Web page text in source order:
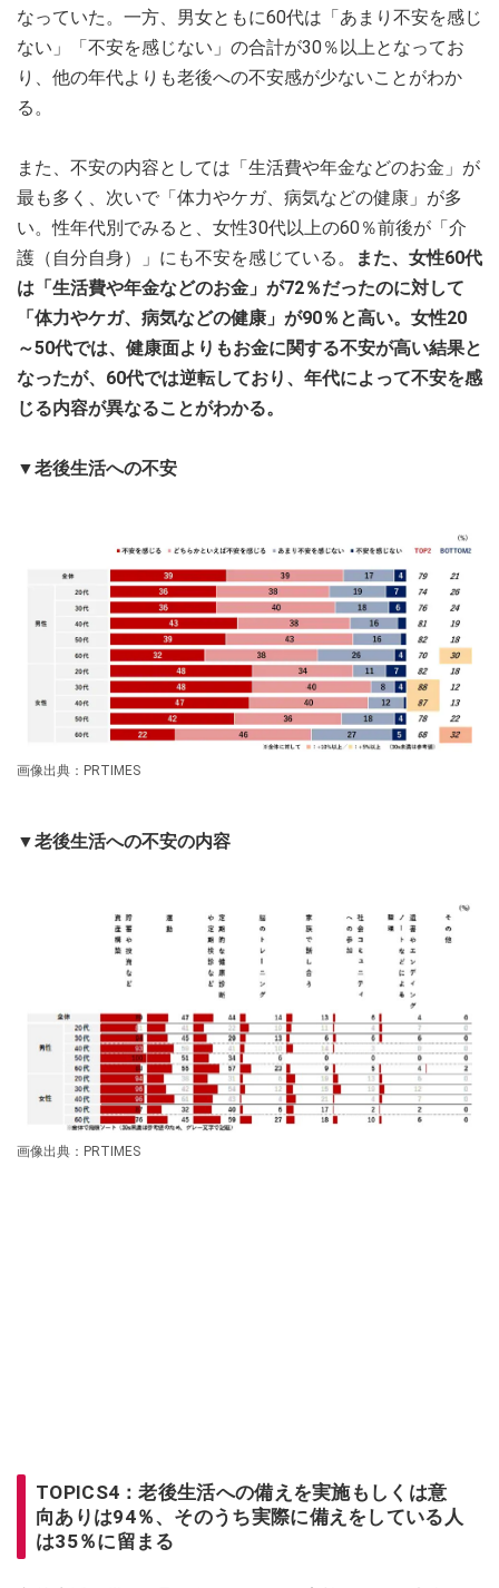
なっていた。一方、男女ともに60代は「あまり不安を感じ
ない」「不安を感じない」の合計が30％以上となってお
り、他の年代よりも老後への不安感が少ないことがわか
る。
また、不安の内容としては「生活費や年金などのお金」が
最も多く、次いで「体力やケガ、病気などの健康」が多
い。性年代別でみると、女性30代以上の60％前後が「介
護（自分自身）」にも不安を感じている。
また、女性60代
は「生活費や年金などのお金」が72％だったのに対して
「体力やケガ、病気などの健康」が90％と高い。 女性20
～50代では、健康面よりもお金に関する不安が高い結果と
なったが、60代では逆転しており、年代によって不安を感
じる内容が異なることがわかる。
▼老後生活への不安
画像出典：PRTIMES
▼老後生活への不安の内容
画像出典：PRTIMES
TOPICS4：老後生活への備えを実施もしくは意
向ありは94％、そのうち実際に備えをしている人
は35％に留まる